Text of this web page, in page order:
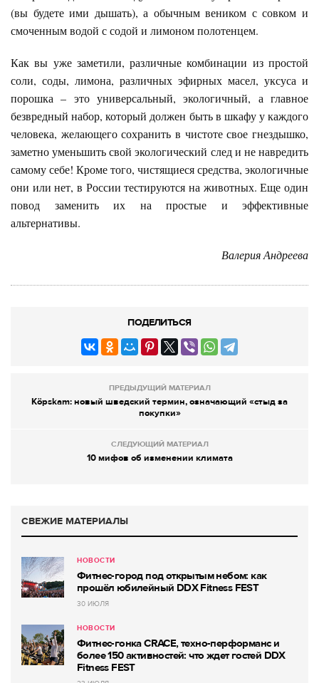
(вы будете ими дышать), а обычным веником с совком и
смоченным водой с содой и лимоном полотенцем.
Как вы уже заметили, различные комбинации из простой
соли, соды, лимона, различных эфирных масел, уксуса и
порошка – это универсальный, экологичный, а главное
безвредный набор, который должен быть в шкафу у каждого
человека, желающего сохранить в чистоте свое гнездышко,
заметно уменьшить свой экологический след и не навредить
самому себе! Кроме того, чистящиеся средства, экологичные
они или нет, в России тестируются на животных. Еще один
повод заменить их на простые и эффективные
альтернативы.
Валерия Андреева
ПОДЕЛИТЬСЯ
ПРЕДЫДУЩИЙ МАТЕРИАЛ
Köpskam: новый шведский термин, означающий «стыд за
покупки»
СЛЕДУЮЩИЙ МАТЕРИАЛ
10 мифов об изменении климата
СВЕЖИЕ МАТЕРИАЛЫ
НОВОСТИ
Фитнес-город под открытым небом: как
прошёл юбилейный DDX Fitness FEST
30 ИЮЛЯ
НОВОСТИ
Фитнес-гонка CRACE, техно-перформанс и
более 150 активностей: что ждет гостей DDX
Fitness FEST